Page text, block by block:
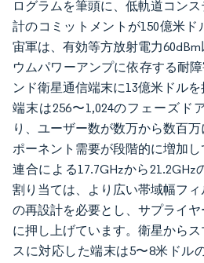
ログラムを筆頭に、低軌道コン
計のコミットメントが150億米
宙軍は、有効等方放射電力
ウムパワーアンプに依存する耐
ンド衛星通信端末に13億米ドル
端末は256〜1,024のフェーズド
り、ユーザー数が数万から数百
ポーネント需要が段階的に増加
連合による17.7GHzから
割り当ては、より広い帯域幅フ
の再設計を必要とし、サプライ
に押し上げています。衛星から
スに対応した端末は5〜8米ドル